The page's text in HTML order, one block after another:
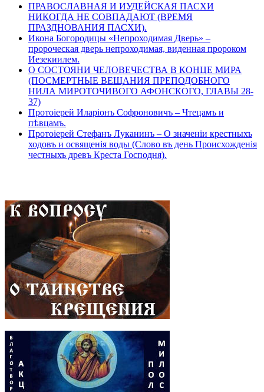
ПРАВОСЛАВНАЯ И ИУДЕЙСКАЯ ПАСХИ
НИКОГДА НЕ СОВПАДАЮТ (ВРЕМЯ
ПРАЗДНОВАНИЯ ПАСХИ).
Икона Богородицы «Непроходимая Дверь» –
пророческая дверь непроходимая, виденная пророком
Иезекиилем.
О СОСТОЯНИ ЧЕЛОВЕЧЕСТВА В КОНЦЕ МИРА
(ПОСМЕРТНЫЕ ВЕЩАНИЯ ПРЕПОДОБНОГО
НИЛА МИРОТОЧИВОГО АФОНСКОГО, ГЛАВЫ 28-
37)
Протоіерей Иларіонъ Софроновичъ – Чтецамъ и
пѣвцамъ.
Протоіерей Стефанъ Луканинъ – О значеніи крестныхъ
ходовъ и освященія воды (Слово въ день Происхожденія
честныхъ древъ Креста Господня).